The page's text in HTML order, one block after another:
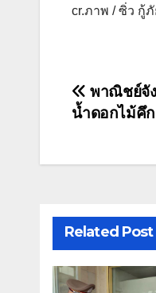
cr.ภาพ / ซิ่ว กู้
แนะแน
พาณิชย์จั
น้ำดอกไม้คึ
Related Post